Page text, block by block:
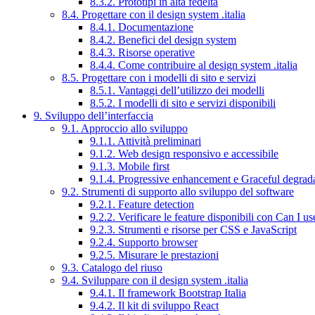
8.4. Progettare con il design system .italia
8.4.1. Documentazione
8.4.2. Benefici del design system
8.4.3. Risorse operative
8.4.4. Come contribuire al design system .italia
8.5. Progettare con i modelli di sito e servizi
8.5.1. Vantaggi dell’utilizzo dei modelli
8.5.2. I modelli di sito e servizi disponibili
9. Sviluppo dell’interfaccia
9.1. Approccio allo sviluppo
9.1.1. Attività preliminari
9.1.2. Web design responsivo e accessibile
9.1.3. Mobile first
9.1.4. Progressive enhancement e Graceful
9.2. Strumenti di supporto allo sviluppo del software
9.2.1. Feature detection
9.2.2. Verificare le feature disponibili con Can I
9.2.3. Strumenti e risorse per CSS e JavaScript
9.2.4. Supporto browser
9.2.5. Misurare le prestazioni
9.3. Catalogo del riuso
9.4. Sviluppare con il design system .italia
9.4.1. Il framework Bootstrap Italia
9.4.2. Il kit di sviluppo React